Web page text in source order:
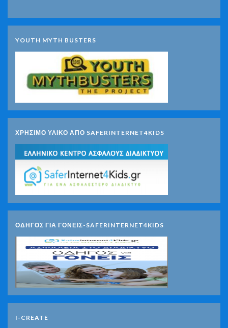
YOUTH MYTH BUSTERS
ΧΡΗΣΙΜΟ ΥΛΙΚΟ ΑΠΟ SAFERINTERNET4KIDS
ΟΔΗΓΟΣ ΓΙΑ ΓΟΝΕΙΣ-SAFERINTERNET4KIDS
I-CREATE